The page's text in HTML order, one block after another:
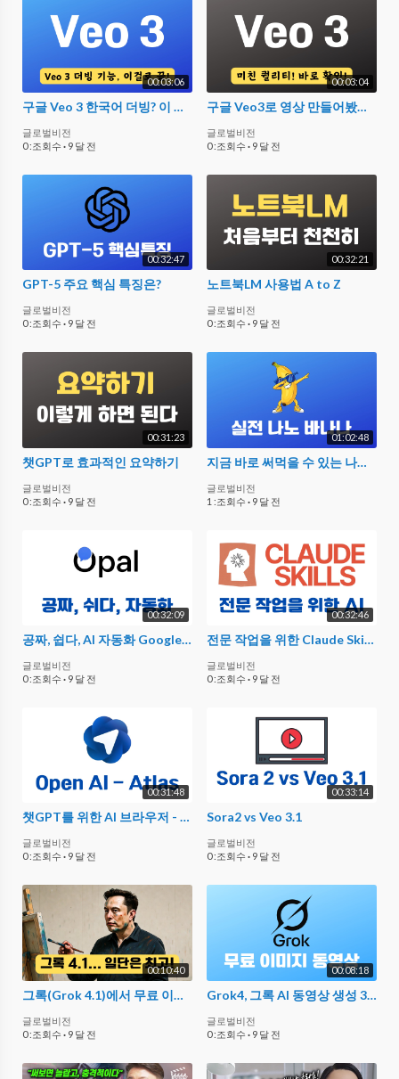
00:03:06
구글 Veo 3 한국어 더빙? 이 프롬프트면 끝난다! Gemini 2.5 Pro 짱입니다요!
글로벌비전
0 :조회수 · 9 달 전
00:03:04
구글 Veo3로 영상 만들어봤는데... 이 정도일 줄 몰랐다?! 챗GPT SORA 버린다!
글로벌비전
0 :조회수 · 9 달 전
00:32:47
GPT-5 주요 핵심 특징은?
글로벌비전
0 :조회수 · 9 달 전
00:32:21
노트북LM 사용법 A to Z
글로벌비전
0 :조회수 · 9 달 전
00:31:23
챗GPT로 효과적인 요약하기
글로벌비전
0 :조회수 · 9 달 전
01:02:48
지금 바로 써먹을 수 있는 나노 바나나 실전 팁!
글로벌비전
1 :조회수 · 9 달 전
00:32:09
공짜, 쉽다, AI 자동화 Google Opal 사용방법
글로벌비전
0 :조회수 · 9 달 전
00:32:46
전문 작업을 위한 Claude Skills - 진짜 편리하다!
글로벌비전
0 :조회수 · 9 달 전
00:31:48
챗GPT를 위한 AI 브라우저 - Open AI Atlas 무엇인가?
글로벌비전
0 :조회수 · 9 달 전
00:33:14
Sora2 vs Veo 3.1
글로벌비전
0 :조회수 · 9 달 전
00:10:40
그록(Grok 4.1)에서 무료 이미지, 동영상 만들어 보니... 챗GPT 제미나이 비교 실사용 후기
글로벌비전
0 :조회수 · 9 달 전
00:08:18
Grok4, 그록 AI 동영상 생성 3초 만에 끝냄 ㄹㅇ 충격적이다
글로벌비전
0 :조회수 · 9 달 전